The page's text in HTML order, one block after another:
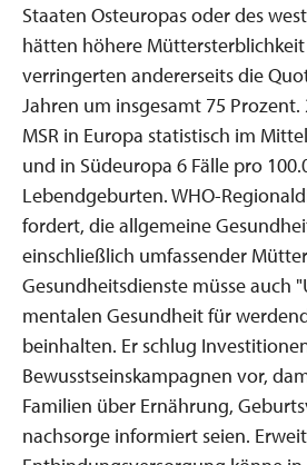
Staaten Osteuropas oder des
hätten höhere
verringerten andererseits die
Jahren um insgesamt 75
MSR in Europa statistisch im
und in Südeuropa 6 Fälle pro
Lebendgeburten. WHO-
fordert, die allgemeine
einschließlich umfassender
Gesundheitsdienste müsse auch
mentalen Gesundheit für
beinhalten. Er schlug
Bewusstseinskampagnen vor,
Familien über Ernährung,
nachsorge informiert seien.